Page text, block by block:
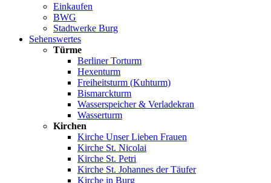
Einkaufen
BWG
Stadtwerke Burg
Sehenswertes
Türme
Berliner Torturm
Hexenturm
Freiheitsturm (Kuhturm)
Bismarckturm
Wasserspeicher & Verladekran
Wasserturm
Kirchen
Kirche Unser Lieben Frauen
Kirche St. Nicolai
Kirche St. Petri
Kirche St. Johannes der Täufer
Kirche in Burg